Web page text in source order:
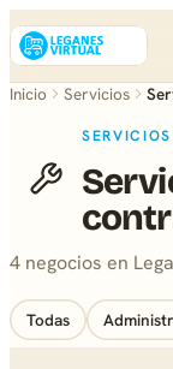
Inicio Servicios
SERVICIOS
4 negocios en
Todas